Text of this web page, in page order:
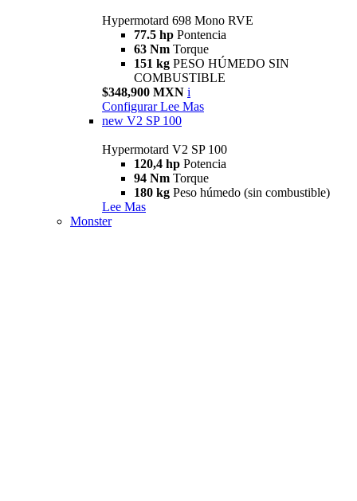
Hypermotard 698 Mono RVE
77.5 hp Pontencia
63 Nm Torque
151 kg PESO HÚMEDO SIN
COMBUSTIBLE
$348,900 MXN i
Configurar Lee Mas
new V2 SP 100
Hypermotard V2 SP 100
120,4 hp Potencia
94 Nm Torque
180 kg Peso húmedo (sin combustible)
Lee Mas
Monster